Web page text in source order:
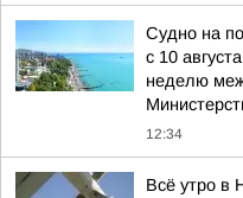
Судно на
с 10
неделю
12:34
Всё утро в